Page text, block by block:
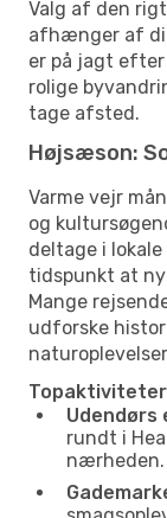
Valg af den
afhænger af
er på jagt
rolige
tage afsted.
Højsæson:
Varme vejr
og
deltage i
tidspunkt at
Mange
udforske
Udendørs
rundt i
nærheden.